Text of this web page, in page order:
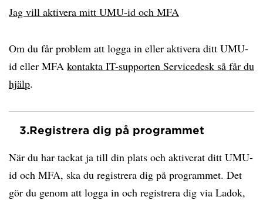
Jag vill aktivera mitt UMU-id och MFA
Om du får problem att logga in eller aktivera ditt UMU-
id eller MFA kontakta IT-supporten Servicedesk så får du
hjälp.
3.Registrera dig på programmet
När du har tackat ja till din plats och aktiverat ditt UMU-
id och MFA, ska du registrera dig på programmet. Det
gör du genom att logga in och registrera dig via Ladok,